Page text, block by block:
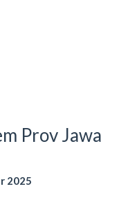
Prov Jawa
2025